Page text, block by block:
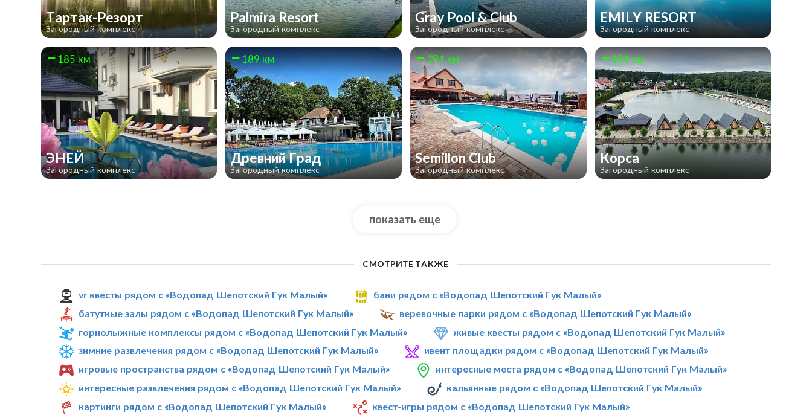
Тартак-Резорт
Загородный комплекс
Palmira Resort
Загородный комплекс
Gray Pool & Club
Загородный комплекс
EMILY RESORT
Загородный комплекс
185 км
ЭНЕЙ
Загородный комплекс
189 км
Древний Град
Загородный комплекс
194 км
Semillon Club
Загородный комплекс
194 км
Корса
Загородный комплекс
показать еще
СМОТРИТЕ ТАКЖЕ
vr квесты рядом с «Водопад Шепотский Гук Малый»
бани рядом с «Водопад Шепотский Гук Малый»
батутные залы рядом с «Водопад Шепотский Гук Малый»
веревочные парки рядом с «Водопад Шепотский Гук Малый»
горнолыжные комплексы рядом с «Водопад Шепотский Гук Малый»
живые квесты рядом с «Водопад Шепотский Гук Малый»
зимние развлечения рядом с «Водопад Шепотский Гук Малый»
ивент площадки рядом с «Водопад Шепотский Гук Малый»
игровые пространства рядом с «Водопад Шепотский Гук Малый»
интересные места рядом с «Водопад Шепотский Гук Малый»
интересные развлечения рядом с «Водопад Шепотский Гук Малый»
кальянные рядом с «Водопад Шепотский Гук Малый»
картинги рядом с «Водопад Шепотский Гук Малый»
квест-игры рядом с «Водопад Шепотский Гук Малый»